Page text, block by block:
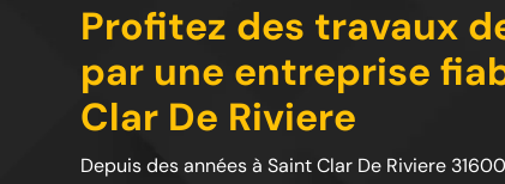
Profitez des travaux
par une entreprise
Clar De Riviere
Depuis des années à Saint Clar De Riviere